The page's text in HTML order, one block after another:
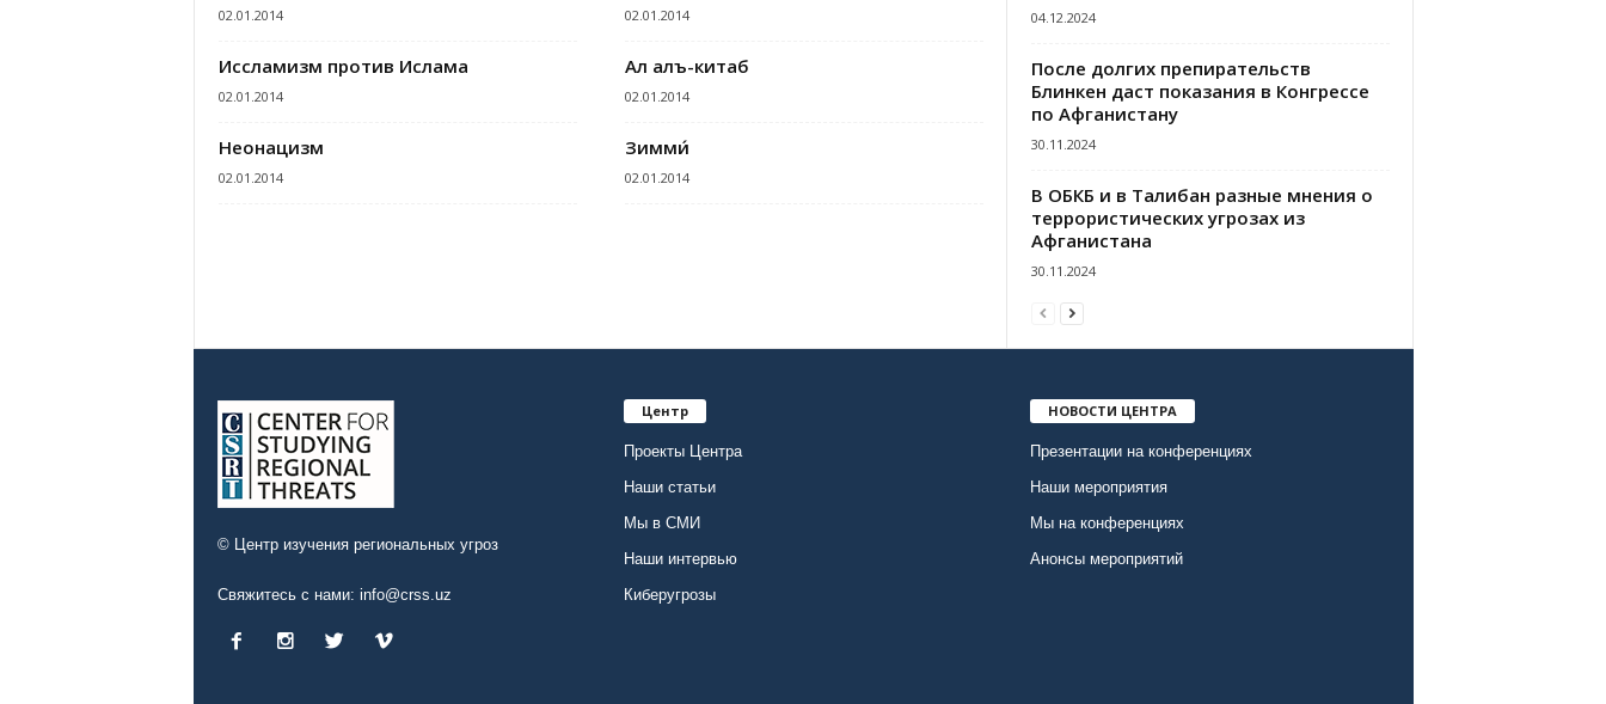
02.01.2014 02.01.2014
Иcсламизм против Ислама
02.01.2014
Ал алъ-китаб
02.01.2014
Неонацизм
02.01.2014
Зимми́
02.01.2014
04.12.2024
После долгих препирательств
Блинкен даст показания в Конгрессе
по Афганистану
30.11.2024
В ОБКБ и в Талибан разные мнения о
террористических угрозах из
Афганистана
30.11.2024
© Центр изучения региональных угроз
Свяжитесь с нами: info@crss.uz
Центр
Проекты Центра
Наши статьи
Мы в СМИ
Наши интервью
Киберугрозы
НОВОСТИ ЦЕНТРА
Презентации на конференциях
Наши мероприятия
Мы на конференциях
Анонсы мероприятий